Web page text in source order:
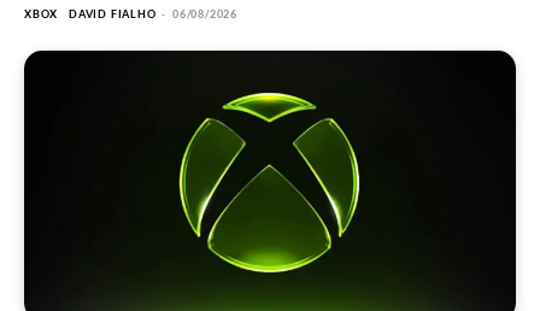
XBOX DAVID FIALHO - 06/08/2026